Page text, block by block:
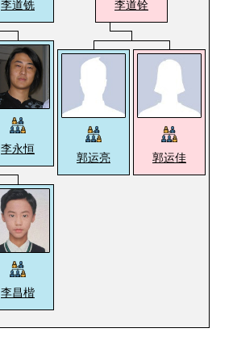
李道铣
李永恒
李昌楷
李道铨
郭运亮 郭运佳